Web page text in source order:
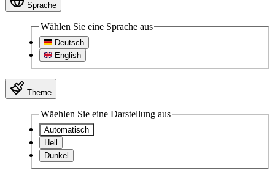
Sprache
Wählen Sie eine Sprache aus
Deutsch
English
Theme
Wäehlen Sie eine Darstellung aus
Automatisch
Hell
Dunkel